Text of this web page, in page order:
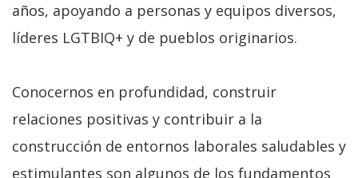
años, apoyando a personas y equipos diversos,
líderes LGTBIQ+ y de pueblos originarios.
Conocernos en profundidad, construir
relaciones positivas y contribuir a la
construcción de entornos laborales saludables y
estimulantes son algunos de los fundamentos